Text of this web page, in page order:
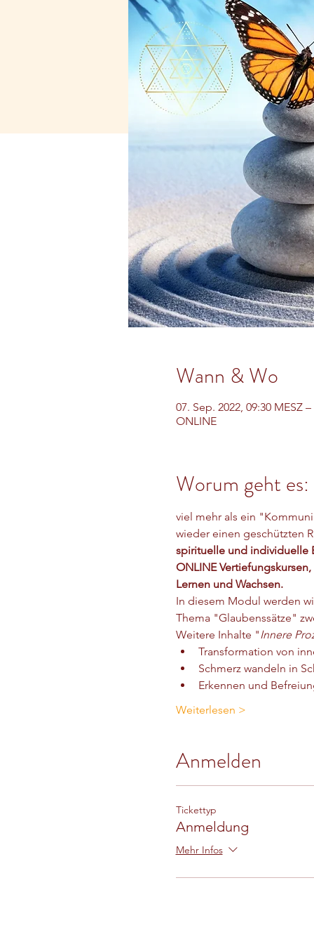
Wann & Wo
07. Sep. 2022, 09:30 MESZ
ONLINE
Worum geht es:
viel mehr als ein
wieder einen geschützten
spirituelle und individuelle
ONLINE
Lernen und Wachsen.
In diesem Modul werden
Thema "Glaubenssätze"
Weitere Inhalte "Innere
Transformation von
Schmerz wandeln in
Erkennen und
Weiterlesen >
Anmelden
Tickettyp
Anmeldung
Mehr Infos